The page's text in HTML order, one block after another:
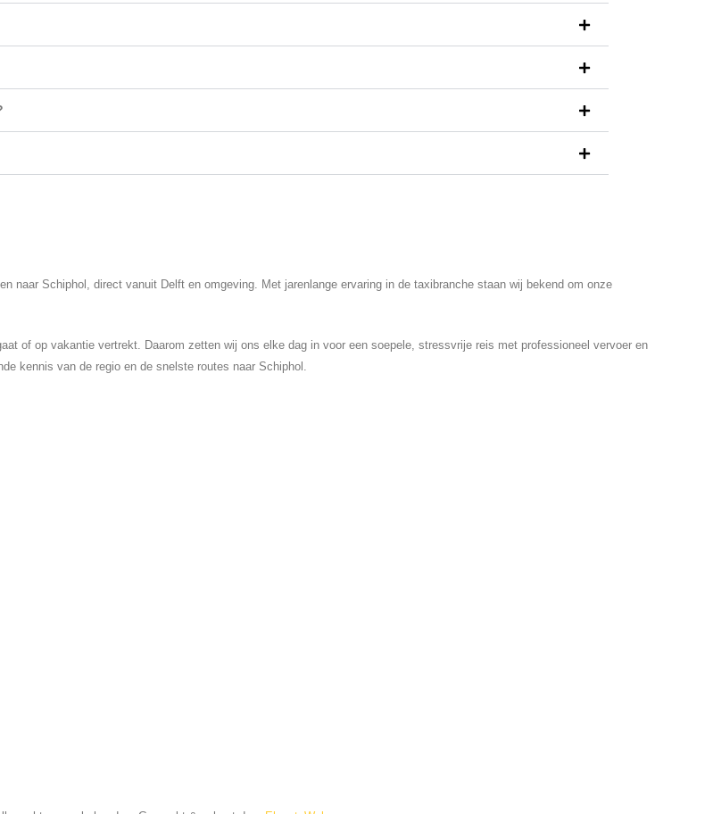
naar Schiphol, direct vanuit Delft en omgeving. Met jarenlange ervaring in de taxibranche staan wij bekend om onze
of op vakantie vertrekt. Daarom zetten wij ons elke dag in voor een soepele, stressvrije reis met professioneel vervoer en
kennis van de regio en de snelste routes naar Schiphol.